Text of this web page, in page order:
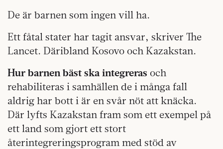
De är barnen som ingen vill ha.
Ett fåtal stater har tagit ansvar, skriver The
Lancet. Däribland Kosovo och Kazakstan.
Hur barnen bäst ska integreras och
rehabiliteras i samhällen de i många fall
aldrig har bott i är en svår nöt att knäcka.
Där lyfts Kazakstan fram som ett exempel på
ett land som gjort ett stort
återintegreringsprogram med stöd av